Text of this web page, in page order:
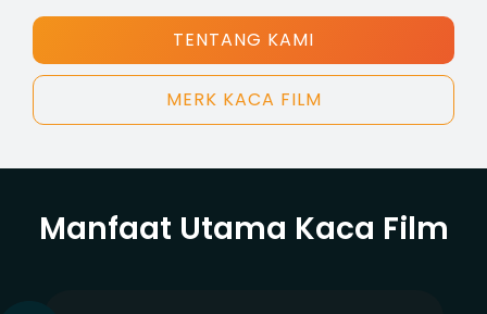
TENTANG KAMI
MERK KACA FILM
Manfaat Utama Kaca Film